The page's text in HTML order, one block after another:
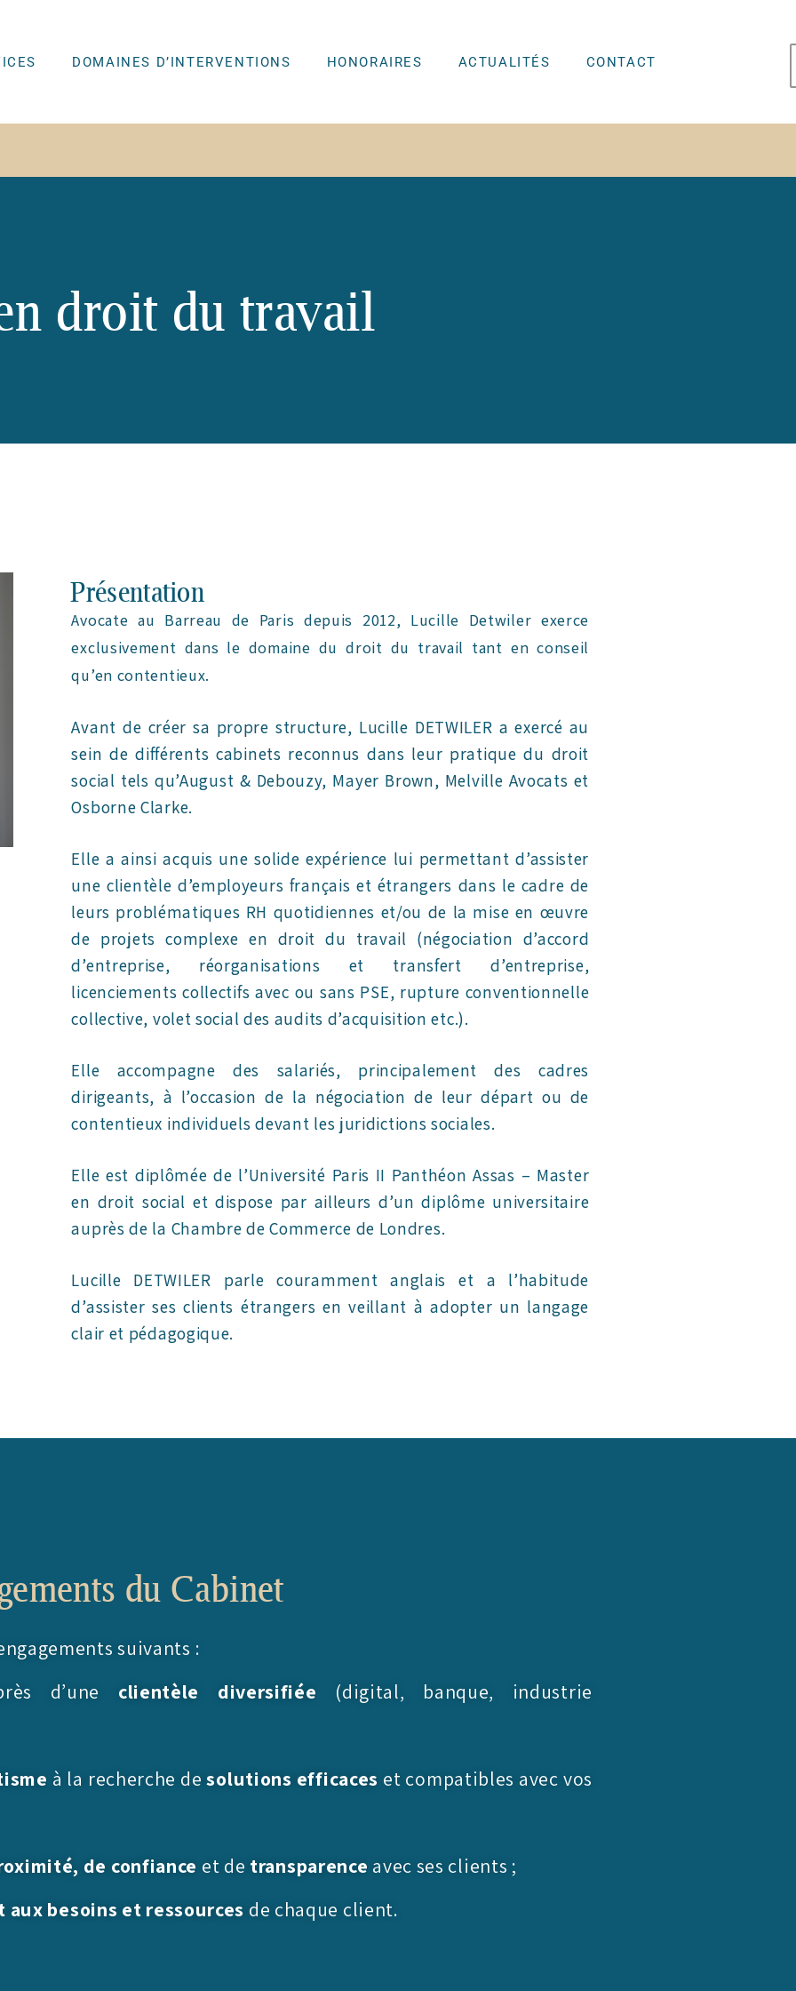
DOMAINES D’INTERVENTIONS HONORAIRES ACTUALITÉS CONTACT
droit du travail
Présentation
Avocate au Barreau de Paris depuis 2012, Lucille Detwiler exerce
exclusivement dans le domaine du droit du travail tant en conseil
qu’en contentieux.
Avant de créer sa propre structure, Lucille DETWILER a exercé au
sein de différents cabinets reconnus dans leur pratique du droit
social tels qu’August & Debouzy, Mayer Brown, Melville Avocats et
Osborne Clarke.
Elle a ainsi acquis une solide expérience lui permettant d’assister
une clientèle d’employeurs français et étrangers dans le cadre de
leurs problématiques RH quotidiennes et/ou de la mise en œuvre
de projets complexe en droit du travail (négociation d’accord
d’entreprise, réorganisations et transfert d’entreprise,
licenciements collectifs avec ou sans PSE, rupture conventionnelle
collective, volet social des audits d’acquisition etc.).
Elle accompagne des salariés, principalement des cadres
dirigeants, à l’occasion de la négociation de leur départ ou de
contentieux individuels devant les juridictions sociales.
Elle est diplômée de l’Université Paris II Panthéon Assas – Master
en droit social et dispose par ailleurs d’un diplôme universitaire
auprès de la Chambre de Commerce de Londres.
Lucille DETWILER parle couramment anglais et a l’habitude
d’assister ses clients étrangers en veillant à adopter un langage
clair et pédagogique.
du Cabinet
suivants :
d’une clientèle diversifiée (digital, banque, industrie
à la recherche desolutions efficaces et compatibles avec vos
de confiance et de transparence avec ses clients ;
aux besoins et ressources de chaque client.